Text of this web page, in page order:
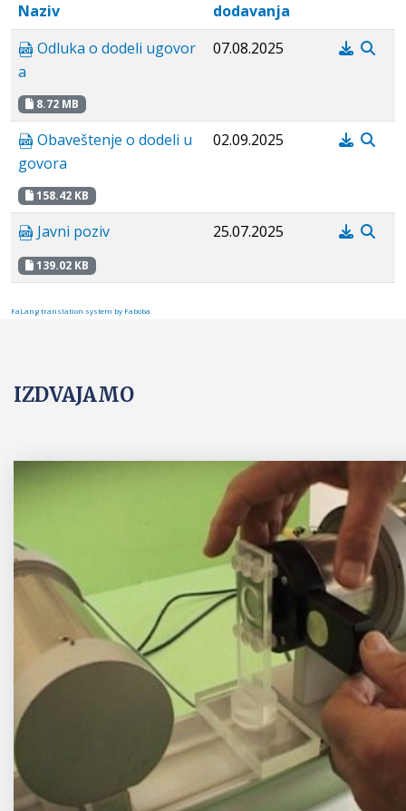
Naziv
dodavanja
Odluka o dodeli ugovor
a
8.72 MB
07.08.2025
Obaveštenje o dodeli u
govora
158.42 KB
02.09.2025
Javni poziv
139.02 KB
25.07.2025
FaLang translation system by Faboba
IZDVAJAMO